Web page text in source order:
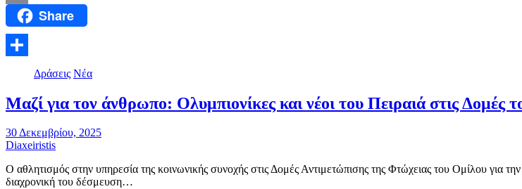
Email Share
Μοιραστείτε
Δράσεις Νέα
Μαζί για τον άνθρωπο: Ολυμπιονίκες και νέοι του Πειραιά στις
30 Δεκεμβρίου, 2025
Diaxeiristis
Ο αθλητισμός στην υπηρεσία της κοινωνικής συνοχής στις Δομές Αντιμετώπισης της Φτώχειας του Ομίλου
διαχρονική του δέσμευση…